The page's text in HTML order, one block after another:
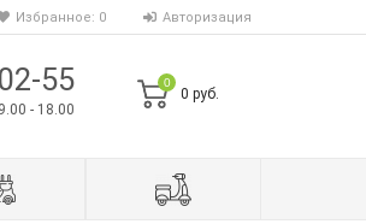
Избранное: 0 Авторизация
0
0 руб.
55
- 18.00